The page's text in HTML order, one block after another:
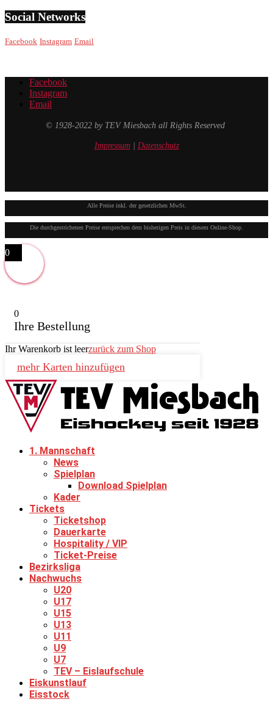
Social Networks
Facebook Instagram Email
Facebook
Instagram
Email
© 1928-2022 by TEV Miesbach all Rights Reserved
Impressum| Datenschutz
Alle Preise inkl. der gesetzlichen MwSt.
Die durchgestrichenen Preise entsprechen dem bisherigen Preis in diesem Online-Shop.
0
0
Ihre Bestellung
Ihr Warenkorb ist leerzurück zum Shop
mehr Karten hinzufügen
1. Mannschaft
News
Spielplan
Download Spielplan
Kader
Tickets
Ticketshop
Dauerkarte
Hospitality / VIP
Ticket-Preise
Bezirksliga
Nachwuchs
U20
U17
U15
U13
U11
U9
U7
TEV – Eislaufschule
Eiskunstlauf
Eisstock